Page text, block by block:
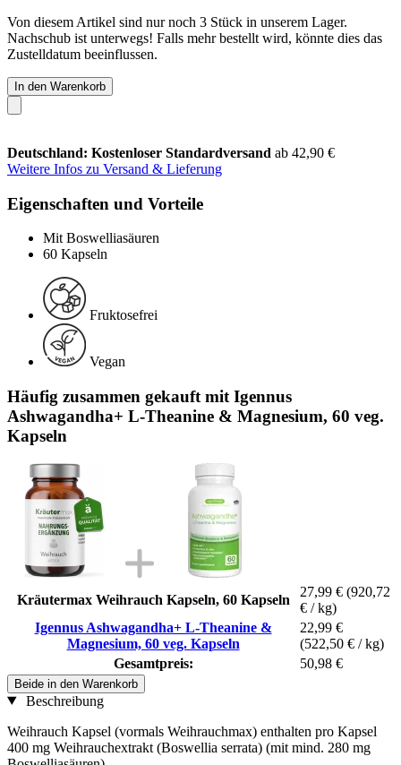
Von diesem Artikel sind nur noch 3 Stück in unserem Lager.
Nachschub ist unterwegs! Falls mehr bestellt wird, könnte dies das
Zustelldatum beeinflussen.
In den Warenkorb
Deutschland: Kostenloser Standardversand ab 42,90 €
Weitere Infos zu Versand & Lieferung
Eigenschaften und Vorteile
Mit Boswelliasäuren
60 Kapseln
Fruktosefrei
Vegan
Häufig zusammen gekauft mit Igennus
Ashwagandha+ L-Theanine & Magnesium, 60 veg.
Kapseln
Kräutermax Weihrauch Kapseln, 60 Kapseln
27,99 € (920,72
€ / kg)
Igennus Ashwagandha+ L-Theanine &
Magnesium, 60 veg. Kapseln
22,99 €
(522,50 € / kg)
Gesamtpreis:
50,98 €
Beide in den Warenkorb
Beschreibung
Weihrauch Kapsel (vormals Weihrauchmax) enthalten pro Kapsel
400 mg Weihrauchextrakt (Boswellia serrata) (mit mind. 280 mg